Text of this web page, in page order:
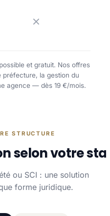
et gratuit. Nos offres
préfecture, la gestion du
agence — dès 19 €/mois.
STRUCTURE
selon votre
ou SCI : une solution
forme juridique.